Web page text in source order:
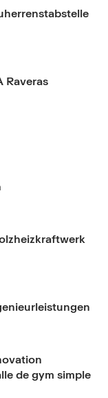
Raveras
de gym simple